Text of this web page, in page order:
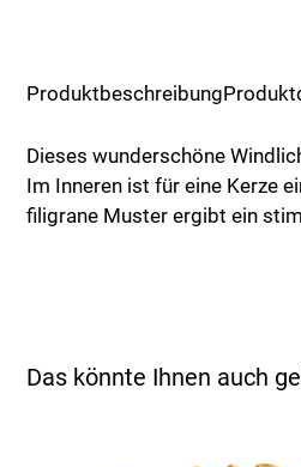
Produktbeschreibung
Dieses wunderschöne
Im Inneren ist für eine Kerze
filigrane Muster ergibt ein
Das könnte Ihnen auch